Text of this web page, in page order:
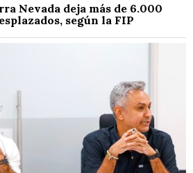
Nevada deja más de 6.000
según la FIP